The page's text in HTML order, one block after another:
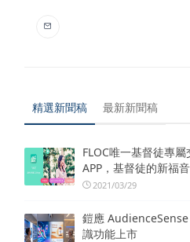
精選新聞稿 最新新聞稿
FLOC唯一基督徒專屬
APP，基督徒的新福音
2021/03/29
鎧應
識功能上市